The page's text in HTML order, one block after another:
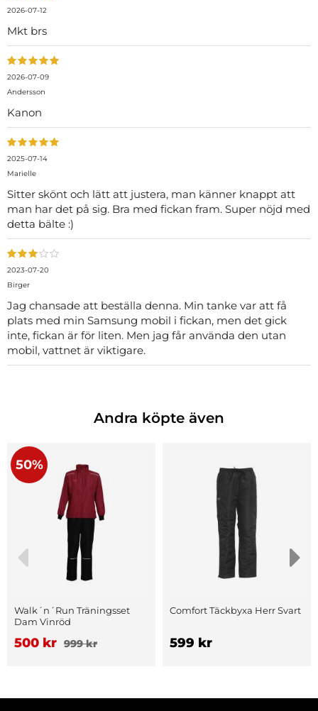
2026-07-12
Mkt brs
2026-07-09
Andersson
Kanon
2025-07-14
Marielle
Sitter skönt och lätt att justera, man känner knappt att
man har det på sig. Bra med fickan fram. Super nöjd med
detta bälte :)
2023-07-20
Birger
Jag chansade att beställa denna. Min tanke var att få
plats med min Samsung mobil i fickan, men det gick
inte, fickan är för liten. Men jag får använda den utan
mobil, vattnet är viktigare.
Andra köpte även
50%
Walk´n´Run Träningsset
Dam Vinröd
500 kr 999 kr
Comfort Täckbyxa Herr Svart
599 kr